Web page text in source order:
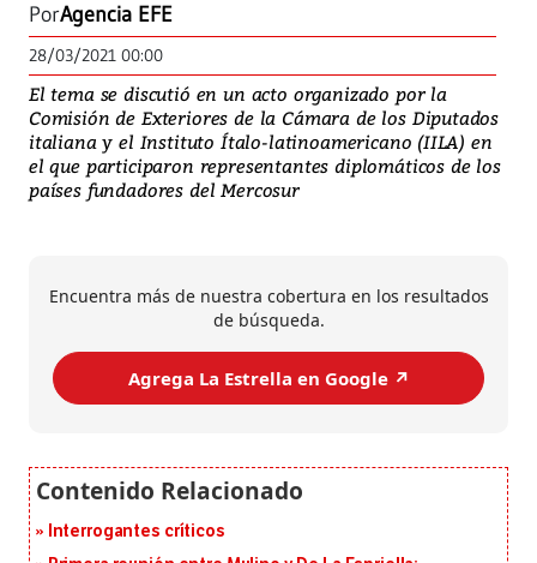
PorAgencia EFE
28/03/2021 00:00
El tema se discutió en un acto organizado por la
Comisión de Exteriores de la Cámara de los Diputados
italiana y el Instituto Ítalo-latinoamericano (IILA) en
el que participaron representantes diplomáticos de los
países fundadores del Mercosur
Encuentra más de nuestra cobertura en los resultados
de búsqueda.
Agrega La Estrella en Google ↗️
Interrogantes críticos